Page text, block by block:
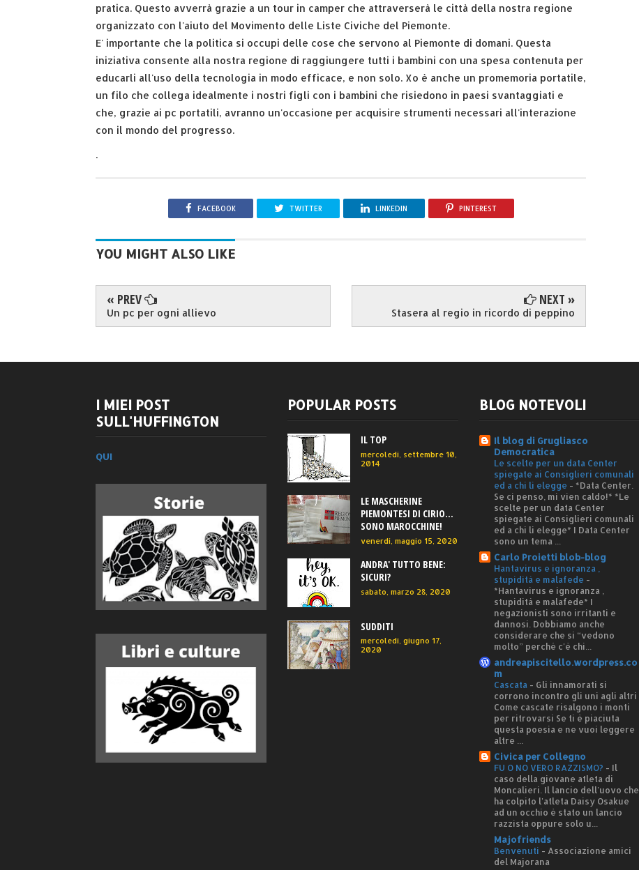
pratica. Questo avverrà grazie a un tour in camper che attraverserà le città della nostra regione
organizzato con l'aiuto del Movimento delle Liste Civiche del Piemonte.
E' importante che la politica si occupi delle cose che servono al Piemonte di domani. Questa
iniziativa consente alla nostra regione di raggiungere tutti i bambini con una spesa contenuta per
educarli all'uso della tecnologia in modo efficace, e non solo. Xo è anche un promemoria portatile,
un filo che collega idealmente i nostri figli con i bambini che risiedono in paesi svantaggiati e
che, grazie ai pc portatili, avranno un'occasione per acquisire strumenti necessari all'interazione
con il mondo del progresso.
.
FACEBOOK TWITTER LINKEDIN PINTEREST
YOU MIGHT ALSO LIKE
« PREV
Un pc per ogni allievo
NEXT »
Stasera al regio in ricordo di peppino
I MIEI POST
SULL'HUFFINGTON
QUI
POPULAR POSTS
IL TOP
mercoledì, settembre 10,
2014
LE MASCHERINE
PIEMONTESI DI CIRIO...
SONO MAROCCHINE!
venerdì, maggio 15, 2020
ANDRA' TUTTO BENE:
SICURI?
sabato, marzo 28, 2020
SUDDITI
mercoledì, giugno 17,
2020
BLOG NOTEVOLI
Il blog di Grugliasco
Democratica
Le scelte per un data Center
spiegate ai Consiglieri comunali
ed a chi li elegge - *Data Center.
Se ci penso, mi vien caldo!* *Le
scelte per un data Center
spiegate ai Consiglieri comunali
ed a chi li elegge* I Data Center
sono un tema ...
Carlo Proietti blob-blog
Hantavirus e ignoranza ,
stupidità e malafede -
*Hantavirus e ignoranza ,
stupidità e malafede* I
negazionisti sono irritanti e
dannosi. Dobbiamo anche
considerare che si “vedono
molto” perché c'è chi...
andreapiscitello.wordpress.co
m
Cascata - Gli innamorati si
corrono incontro gli uni agli altri
Come cascate risalgono i monti
per ritrovarsi Se ti è piaciuta
questa poesia e ne vuoi leggere
altre ...
Civica per Collegno
FU O NO VERO RAZZISMO? - Il
caso della giovane atleta di
Moncalieri. Il lancio dell'uovo che
ha colpito l'atleta Daisy Osakue
ad un occhio è stato un lancio
razzista oppure solo u...
Majofriends
Benvenuti - Associazione amici
del Majorana